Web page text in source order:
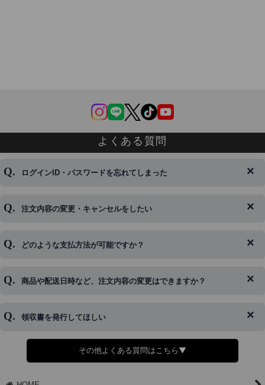
よくある質問
ログインID・パスワードを忘れてしまった
◆下記ページより、ログインIDの変更が可能です。
注文内容の変更・キャンセルをしたい
◆即日発送を行なっている関係上、午後以降のご連絡やキャンセル
※発送後、発送準備が完了しお手続きが間に合わない場合は変更、
どのような支払方法が可能ですか？
◆代金引換・クレジットカード・携帯キャリア決済・おねだり決
商品や配送日時など、注文内容の変更はできますか？
◆商品発送前の変更は承っております。
さい。
領収書を発行してほしい
◆領収書はご希望頂いた場合のみ発行しております。
【これからご注文する場合】
その他よくある質問はこちら▼